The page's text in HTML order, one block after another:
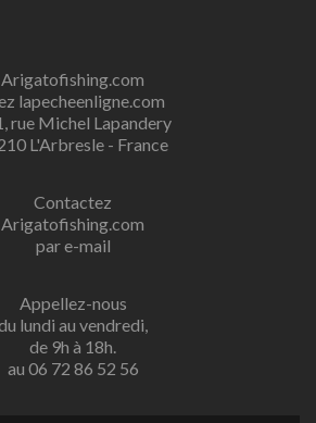
Arigatofishing.com
lapecheenligne.com
rue Michel Lapandery
L'Arbresle - France
Contactez
Arigatofishing.com
par e-mail
Appellez-nous
lundi au vendredi,
de 9h à 18h.
au 06 72 86 52 56